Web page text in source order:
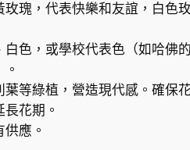
玫瑰，代表快樂和友誼，白色
白色，或學校代表色（如哈佛
葉等綠植，營造現代感。確保
花期。
應。